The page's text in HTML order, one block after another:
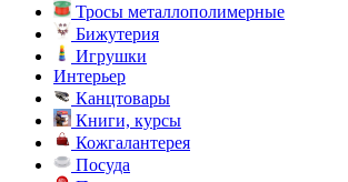
Тросы металлополимерные
Бижутерия
Игрушки
Интерьер
Канцтовары
Книги, курсы
Кожгалантерея
Посуда